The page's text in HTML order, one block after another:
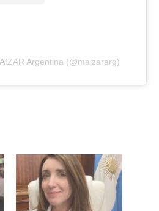
Argentina (@maizararg)